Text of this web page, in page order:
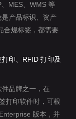
MES、WMS 等
产品标识、资产
合规标签，都需要
印、RFID 打印及
品牌之一，在
打印软件时，可根
版本，并